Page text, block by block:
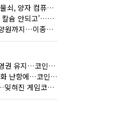
비밀 편지의 자물쇠, 양자 컴퓨터가 연다
'마그네슘 되고 칼슘 안되고'…다음 'AI 요약' 갈 길은
테마파크에 요양원까지…이종사업 눈독 들이는 게임사
700억 절감·경영권 유지…코인원의 '영리한 딜'
유가 급등·제도화 난항에…코인 또 '멈칫'
거래·시세 '뚝'…잊혀진 게임코인들